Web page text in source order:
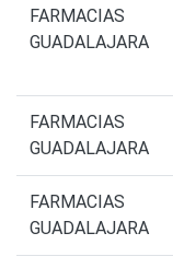
FARMACIAS
GUADALAJARA
FARMACIAS
GUADALAJARA
FARMACIAS
GUADALAJARA